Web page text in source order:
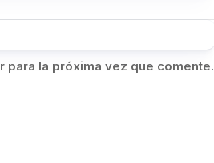
la próxima vez que comente.